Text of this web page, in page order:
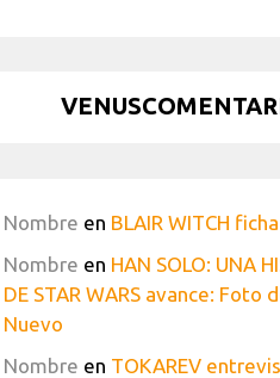
Nombre en BLAIR WITCH ficha
Nombre en HAN SOLO: UNA
DE STAR WARS avance: Foto
Nuevo
Nombre en TOKAREV